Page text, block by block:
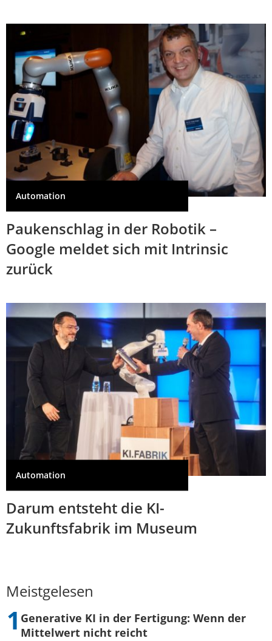
Automation
Paukenschlag in der Robotik –
Google meldet sich mit Intrinsic
zurück
Automation
Darum entsteht die KI-
Zukunftsfabrik im Museum
Meistgelesen
Generative KI in der Fertigung: Wenn der
Mittelwert nicht reicht